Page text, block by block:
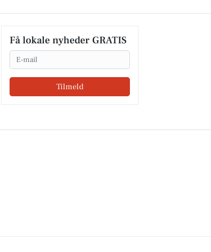
Få lokale nyheder GRATIS
Email
Tilmeld